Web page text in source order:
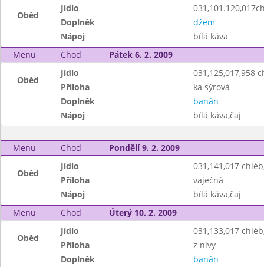
Oběd
Jídlo
Doplněk
džem
Nápoj
bílá káva
Menu
Chod Pátek 6. 2. 2009
Oběd
Jídlo
031,125,017,958
Příloha
ka sýrová
Doplněk
banán
Nápoj
bílá káva,čaj
Menu Chod Pondělí 9. 2. 2009
Oběd
Jídlo
031,141,017
Příloha
vaječná
Nápoj
bílá káva,čaj
Menu
Chod Úterý 10. 2. 2009
Oběd
Jídlo
031,133,017
Příloha
z nivy
Doplněk
banán